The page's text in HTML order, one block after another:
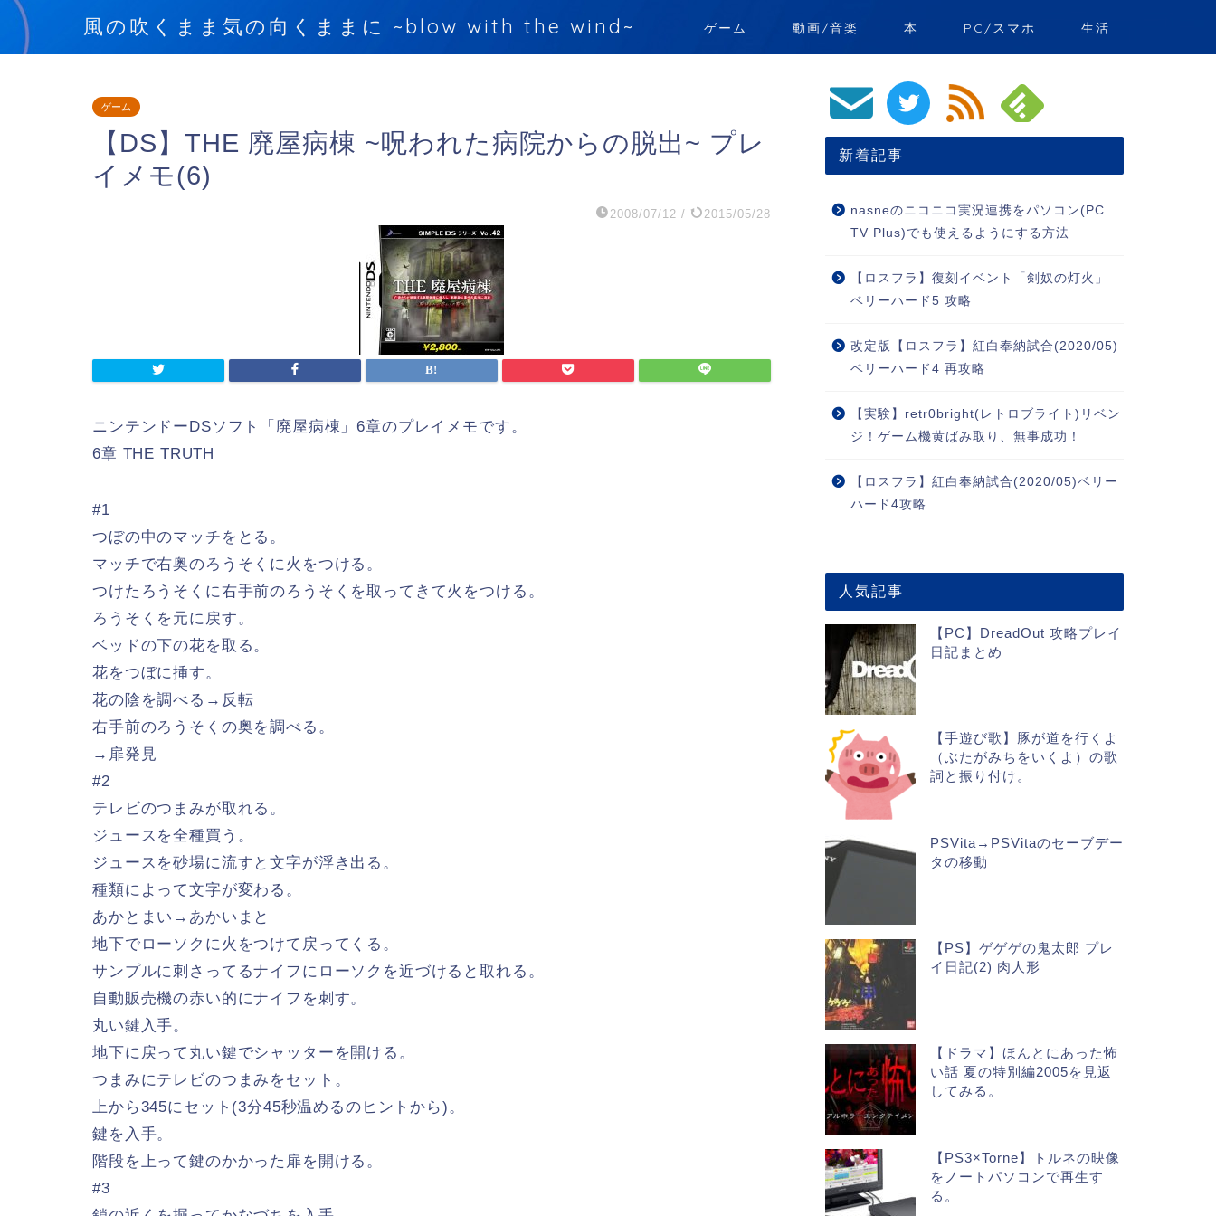
風の吹くまま気の向くままに ~blow with the wind~ ゲーム 動画/音楽 本 PC/スマホ 生活
ゲーム
【DS】THE 廃屋病棟 ~呪われた病院からの脱出~ プレ
イメモ(6)
2008/07/12 / 2015/05/28
ニンテンドーDSソフト「廃屋病棟」6章のプレイメモです。
6章 THE TRUTH
#1
つぼの中のマッチをとる。
マッチで右奥のろうそくに火をつける。
つけたろうそくに右手前のろうそくを取ってきて火をつける。
ろうそくを元に戻す。
ベッドの下の花を取る。
花をつぼに挿す。
花の陰を調べる→反転
右手前のろうそくの奥を調べる。
→扉発見
#2
テレビのつまみが取れる。
ジュースを全種買う。
ジュースを砂場に流すと文字が浮き出る。
種類によって文字が変わる。
あかとまい→あかいまと
地下でローソクに火をつけて戻ってくる。
サンプルに刺さってるナイフにローソクを近づけると取れる。
自動販売機の赤い的にナイフを刺す。
丸い鍵入手。
地下に戻って丸い鍵でシャッターを開ける。
つまみにテレビのつまみをセット。
上から345にセット(3分45秒温めるのヒントから)。
鍵を入手。
階段を上って鍵のかかった扉を開ける。
#3
新着記事
nasneのニコニコ実況連携をパソコン(PC
TV Plus)でも使えるようにする方法
【ロスフラ】復刻イベント「剣奴の灯火」
ベリーハード5 攻略
改定版【ロスフラ】紅白奉納試合(2020/05)
ベリーハード4 再攻略
【実験】retr0bright(レトロブライト)リベン
ジ！ゲーム機黄ばみ取り、無事成功！
【ロスフラ】紅白奉納試合(2020/05)ベリー
ハード4攻略
人気記事
【PC】DreadOut 攻略プレイ
日記まとめ
【手遊び歌】豚が道を行くよ
（ぶたがみちをいくよ）の歌
詞と振り付け。
PSVita→PSVitaのセーブデー
タの移動
【PS】ゲゲゲの鬼太郎 プレ
イ日記(2) 肉人形
【ドラマ】ほんとにあった怖
い話 夏の特別編2005を見返
してみる。
【PS3×Torne】トルネの映像
をノートパソコンで再生す
る。